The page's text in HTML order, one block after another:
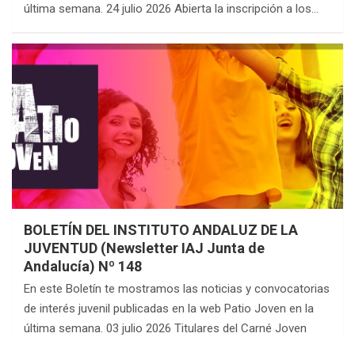
última semana. 24 julio 2026 Abierta la inscripción a los…
BOLETÍN DEL INSTITUTO ANDALUZ DE LA
JUVENTUD (Newsletter IAJ Junta de
Andalucía) Nº 148
En este Boletín te mostramos las noticias y convocatorias
de interés juvenil publicadas en la web Patio Joven en la
última semana. 03 julio 2026 Titulares del Carné Joven